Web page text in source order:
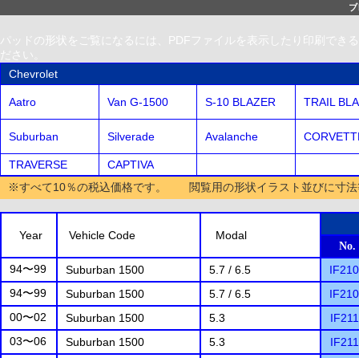
パッドの形状をご覧になるには、PDFファイルを表示したり印刷でき
ださい。
Chevrolet
Aatro Van G-1500 S-10 BLAZER TRAIL
Suburban Silverade Avalanche
TRAVERSE
CAPTIVA
※すべて10％の税込価格です。 閲覧用の形状イラスト並びに寸法
Year Vehicle Code Modal
No.
94〜99 Suburban 1500 5.7 / 6.5
94〜99
Suburban 1500 5.7 / 6.5
00〜02
Suburban 1500 5.3
03〜06
Suburban 1500 5.3